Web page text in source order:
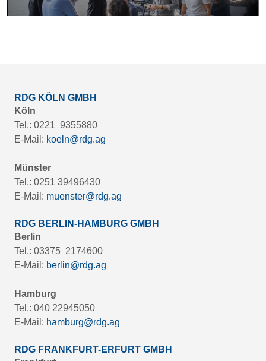
RDG KÖLN GMBH
Köln
Tel.: 0221 9355880
E-Mail: koeln@rdg.ag
Münster
Tel.: 0251 39496430
E-Mail: muenster@rdg.ag
RDG BERLIN-HAMBURG GMBH
Berlin
Tel.: 03375 2174600
E-Mail: berlin@rdg.ag
Hamburg
Tel.: 040 22945050
E-Mail: hamburg@rdg.ag
RDG FRANKFURT-ERFURT GMBH